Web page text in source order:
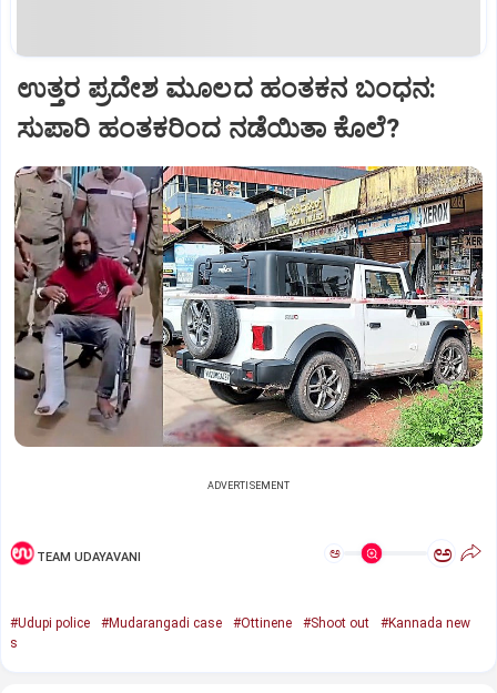
ಉತ್ತರ ಪ್ರದೇಶ ಮೂಲದ ಹಂತಕನ ಬಂಧನ:
ಸುಪಾರಿ ಹಂತಕರಿಂದ ನಡೆಯಿತಾ ಕೊಲೆ?
ADVERTISEMENT
TEAM UDAYAVANI ಅ ಅ
#Udupi police #Mudarangadi case #Ottinene #Shoot out
#Kannada new
s